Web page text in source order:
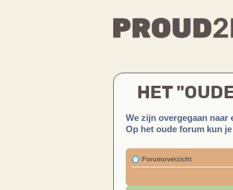
HET
We zijn overgegaan naar
Op het oude forum kun
Forumoverzicht